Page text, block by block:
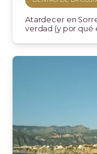
Atardecer en
verdad (y por qué